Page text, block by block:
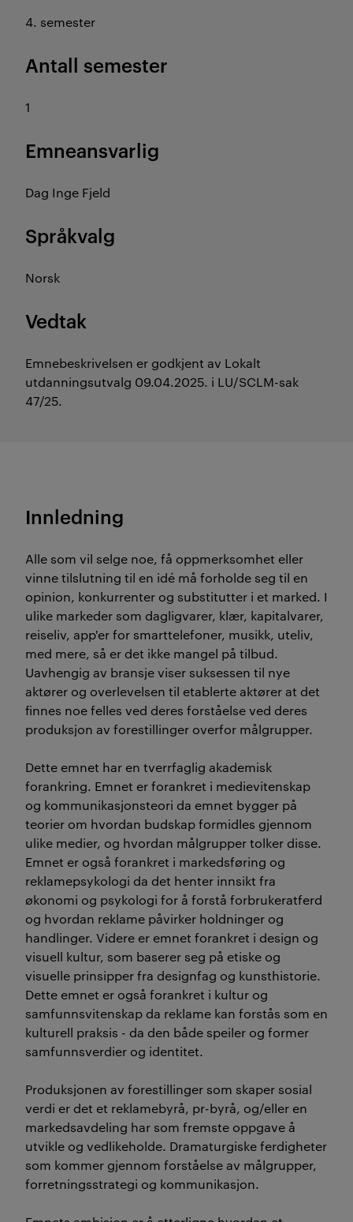
4. semester
Antall semester
1
Emneansvarlig
Dag Inge Fjeld
Språkvalg
Norsk
Vedtak
Emnebeskrivelsen er godkjent av Lokalt
utdanningsutvalg 09.04.2025. i LU/SCLM-sak
47/25.
Innledning
Alle som vil selge noe, få oppmerksomhet eller
vinne tilslutning til en idé må forholde seg til en
opinion, konkurrenter og substitutter i et marked. I
ulike markeder som dagligvarer, klær, kapitalvarer,
reiseliv, app'er for smarttelefoner, musikk, uteliv,
med mere, så er det ikke mangel på tilbud.
Uavhengig av bransje viser suksessen til nye
aktører og overlevelsen til etablerte aktører at det
finnes noe felles ved deres forståelse ved deres
produksjon av forestillinger overfor målgrupper.
Dette emnet har en tverrfaglig akademisk
forankring. Emnet er forankret i medievitenskap
og kommunikasjonsteori da emnet bygger på
teorier om hvordan budskap formidles gjennom
ulike medier, og hvordan målgrupper tolker disse.
Emnet er også forankret i markedsføring og
reklamepsykologi da det henter innsikt fra
økonomi og psykologi for å forstå forbrukeratferd
og hvordan reklame påvirker holdninger og
handlinger. Videre er emnet forankret i design og
visuell kultur, som baserer seg på etiske og
visuelle prinsipper fra designfag og kunsthistorie.
Dette emnet er også forankret i kultur og
samfunnsvitenskap da reklame kan forstås som en
kulturell praksis - da den både speiler og former
samfunnsverdier og identitet.
Produksjonen av forestillinger som skaper sosial
verdi er det et reklamebyrå, pr-byrå, og/eller en
markedsavdeling har som fremste oppgave å
utvikle og vedlikeholde. Dramaturgiske ferdigheter
som kommer gjennom forståelse av målgrupper,
forretningsstrategi og kommunikasjon.